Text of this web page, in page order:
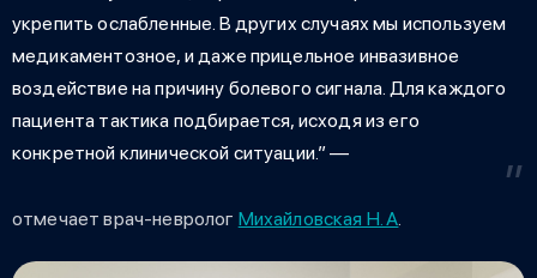
укрепить ослабленные. В других случаях мы используем
медикаментозное, и даже прицельное инвазивное
воздействие на причину болевого сигнала. Для каждого
пациента тактика подбирается, исходя из его
конкретной клинической ситуации.” —
отмечает врач-невролог Михайловская Н. А